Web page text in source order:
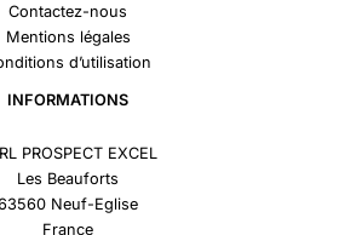
Contactez-nous
Mentions légales
d’utilisation
INFORMATIONS
PROSPECT EXCEL
Les Beauforts
Neuf-Eglise
France